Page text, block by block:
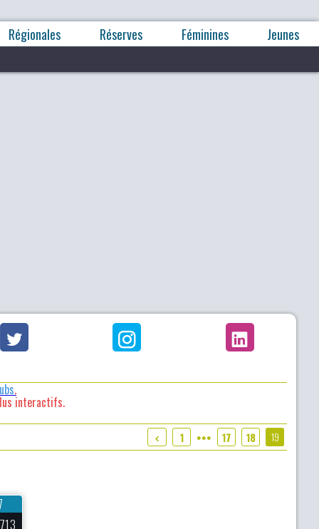
Régionales Réserves Féminines Jeunes
.
interactifs.
1 ●●● 17 18 19